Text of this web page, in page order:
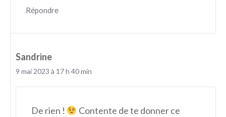
Répondre
Sandrine
9 mai 2023 à 17 h 40 min
De rien !
Contente de te donner ce